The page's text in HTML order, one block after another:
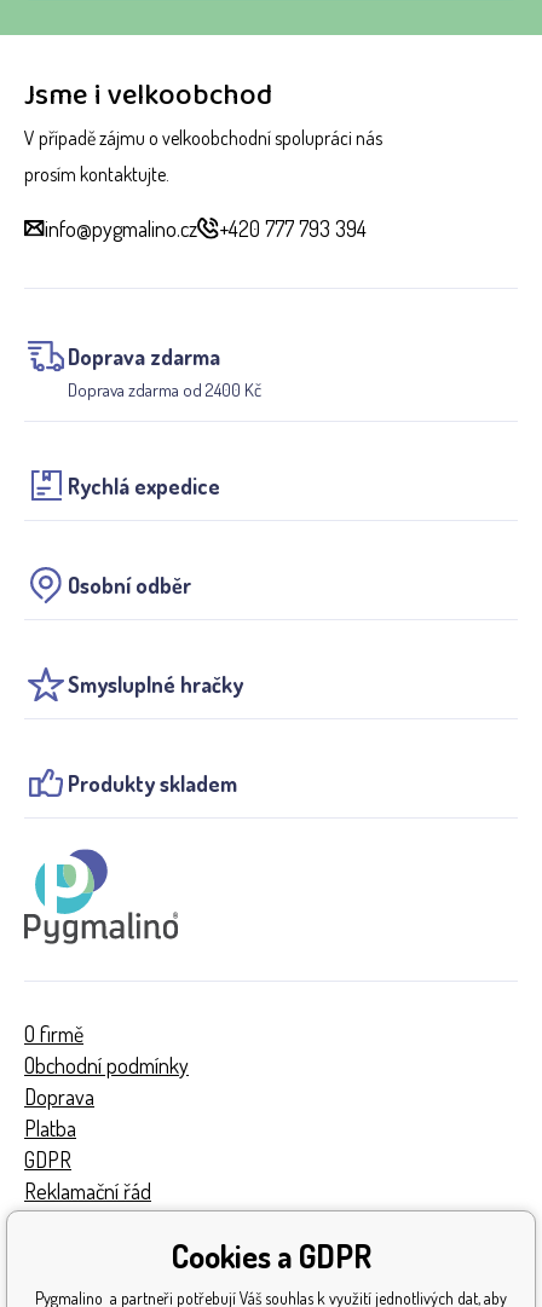
Jsme i velkoobchod
V případě zájmu o velkoobchodní spolupráci nás
prosím kontaktujte.
info@pygmalino.cz +420 777 793 394
Doprava zdarma
Doprava zdarma od 2400 Kč
Rychlá expedice
Osobní odběr
Smysluplné hračky
Produkty skladem
O firmě
Obchodní podmínky
Doprava
Platba
GDPR
Reklamační řád
Získaná ocenění
Cookies a GDPR
Pygmalino a partneři potřebují Váš souhlas k využití jednotlivých dat, aby